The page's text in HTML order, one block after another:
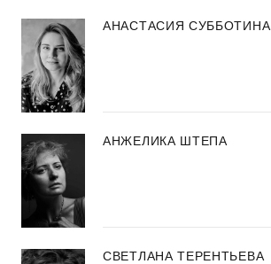
АНАСТАСИЯ СУББОТИНА
АНЖЕЛИКА ШТЕПА
СВЕТЛАНА ТЕРЕНТЬЕВА